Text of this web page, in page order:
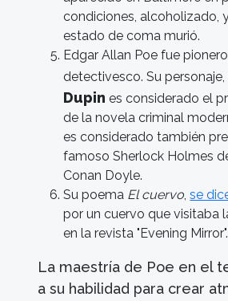
condiciones, alcoholizado,
estado de coma murió.
Edgar Allan Poe fue
detectivesco. Su personaje,
Dupin es considerado el
de la novela criminal
es considerado también
famoso Sherlock Holmes
Conan Doyle.
Su poema El cuervo,se
por un cuervo que visitaba
en la revista "Evening Mirror".
La maestría de Poe en el
a su habilidad para crear